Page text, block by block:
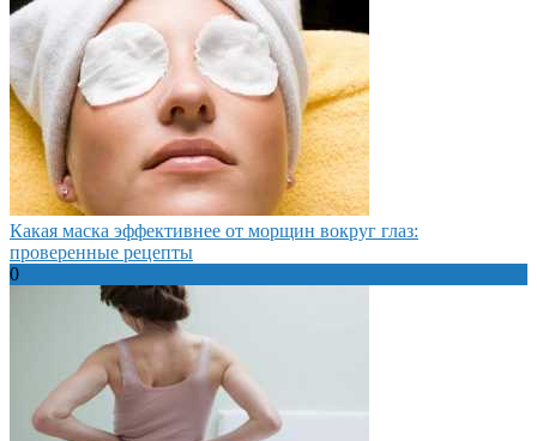
Какая маска эффективнее от морщин вокруг глаз:
проверенные рецепты
0